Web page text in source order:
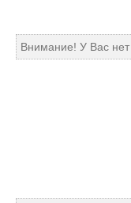
Внимание! У Вас нет